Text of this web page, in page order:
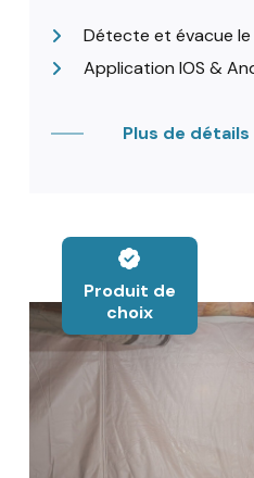
Détecte et évacue
Application IOS &
Plus de détails
Produit de
choix